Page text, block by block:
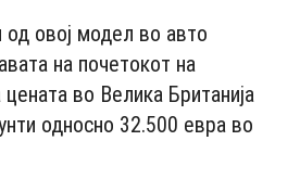
овој модел во авто
на почетокот на
во Велика Британија
односно 32.500 евра во